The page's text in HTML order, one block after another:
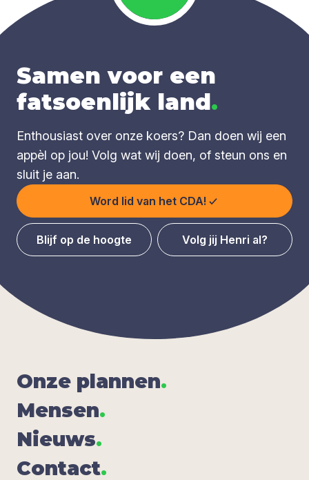
Samen voor een
fatsoenlijk land.
Enthousiast over onze koers? Dan doen wij een
appèl op jou! Volg wat wij doen, of steun ons en
sluit je aan.
Word lid van het CDA!
Blijf op de hoogte Volg jij Henri al?
Onze plan­nen.
Men­sen.
Nieuws.
Con­tact.